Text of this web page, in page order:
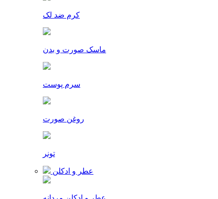
کرم ضد لک
ماسک صورت و بدن
سرم پوست
روغن صورت
تونر
عطر و ادکلن